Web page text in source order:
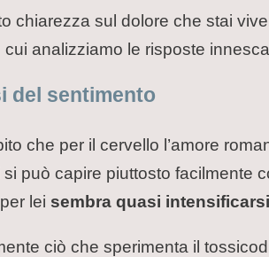
chiarezza sul dolore che stai
analizziamo le risposte
del sentimento
che per il cervello l’amore
può capire piuttosto facilmente
lei sembra quasi intensificarsi
ciò che sperimenta il